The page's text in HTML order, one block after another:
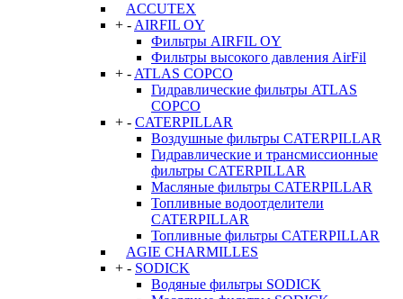
ACCUTEX
+ - AIRFIL OY
Фильтры AIRFIL OY
Фильтры высокого давления AirFil
+ - ATLAS COPCO
Гидравлические фильтры ATLAS
COPCO
+ - CATERPILLAR
Воздушные фильтры CATERPILLAR
Гидравлические и трансмиссионные
фильтры CATERPILLAR
Масляные фильтры CATERPILLAR
Топливные водоотделители
CATERPILLAR
Топливные фильтры CATERPILLAR
AGIE CHARMILLES
+ - SODICK
Водяные фильтры SODICK